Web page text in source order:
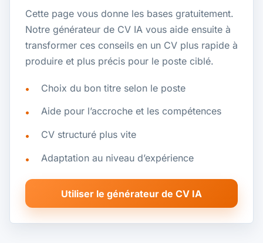
Cette page vous donne les bases gratuitement.
Notre générateur de CV IA vous aide ensuite à
transformer ces conseils en un CV plus rapide à
produire et plus précis pour le poste ciblé.
Choix du bon titre selon le poste
Aide pour l’accroche et les compétences
CV structuré plus vite
Adaptation au niveau d’expérience
Utiliser le générateur de CV IA